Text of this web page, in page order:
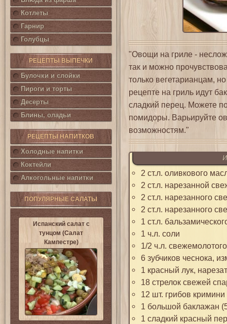
Котлеты
Гарнир
Голубцы
РЕЦЕПТЫ ВЫПЕЧКИ
Булочки и слойки
Пироги и торты
Десерты
Блины, оладьи
РЕЦЕПТЫ НАПИТКОВ
Холодные напитки
Коктейли
Алкогольные напитки
ПОПУЛЯРНЫЕ САЛАТЫ
Испанский салат с
тунцом (Салат
Кампестре)
"Овощи на гриле -
так и можно
только вегетарианцам,
рецепте на гриль идут
сладкий перец. Можете
помидоры. Варьируйте
возможностям."
2 ст.л. оливкового
2 ст.л. нарезанной
2 ст.л. нарезанного
2 ст.л. нарезанного
1 ст.л.
1 ч.л. соли
1/2 ч.л.
6 зубчиков чеснока,
1 красный лук,
18 стрелок свежей
12 шт. грибов
1 большой баклажан
1 сладкий красный